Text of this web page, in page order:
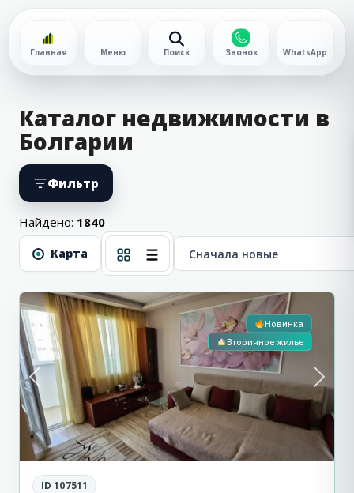
Главная Меню Поиск Звонок WhatsApp
Каталог недвижимости в
Болгарии
Фильтр
Найдено: 1840
Карта
Бургас
Previous Next
Новинка
Вторичное жилье
ID 107511